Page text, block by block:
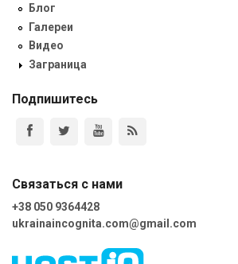
Блог
Галереи
Видео
Заграница
Подпишитесь
Связаться с нами
+38 050 9364428
ukrainaincognita.com@gmail.com